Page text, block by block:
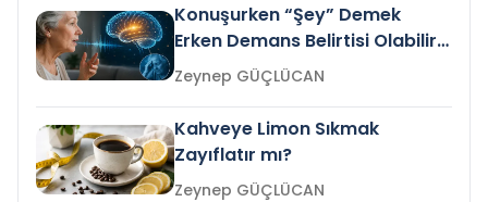
Konuşurken “Şey” Demek
Erken Demans Belirtisi Olabilir
mi?
Zeynep GÜÇLÜCAN
Kahveye Limon Sıkmak
Zayıflatır mı?
Zeynep GÜÇLÜCAN